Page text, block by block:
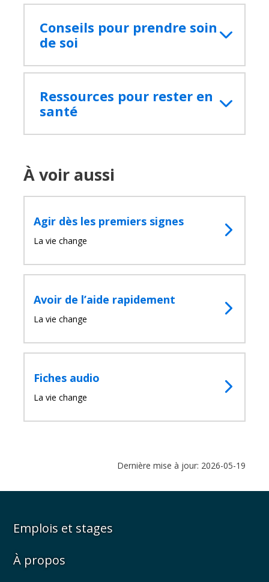
Conseils pour prendre soin
de soi
Ressources pour rester en
santé
À voir aussi
Agir dès les premiers signes
La vie change
Avoir de l’aide rapidement
La vie change
Fiches audio
La vie change
Dernière mise à jour: 2026-05-19
Emplois et stages
À propos